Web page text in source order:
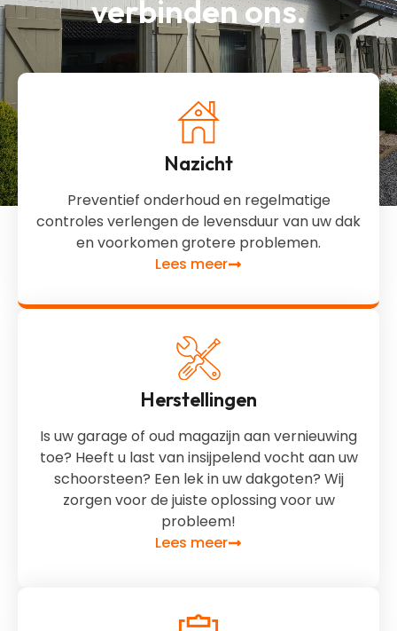
verbinden ons.
Nazicht
Preventief onderhoud en regelmatige
controles verlengen de levensduur van uw dak
en voorkomen grotere problemen.
Lees meer
Herstellingen
Is uw garage of oud magazijn aan vernieuwing
toe? Heeft u last van insijpelend vocht aan uw
schoorsteen? Een lek in uw dakgoten? Wij
zorgen voor de juiste oplossing voor uw
probleem!
Lees meer